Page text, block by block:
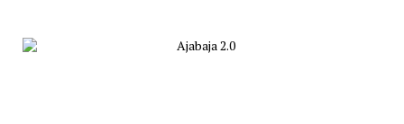
Ajabaja 2.0